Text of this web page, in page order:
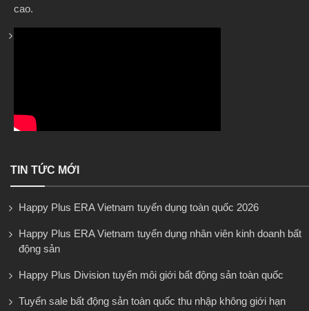
cao.
TIN TỨC MỚI
Happy Plus ERA Vietnam tuyển dụng toàn quốc 2026
Happy Plus ERA Vietnam tuyển dụng nhân viên kinh doanh bất
động sản
Happy Plus Division tuyển môi giới bất động sản toàn quốc
Tuyển sale bất động sản toàn quốc thu nhập không giới hạn